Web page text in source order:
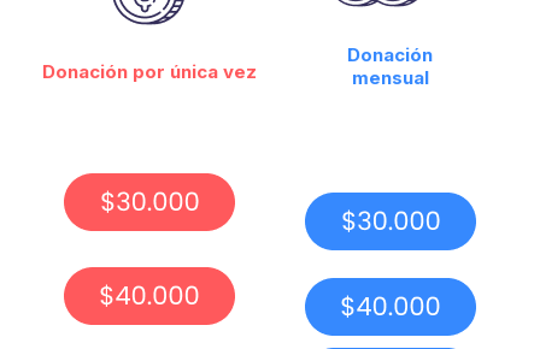
Donación por única vez
Donación
mensual